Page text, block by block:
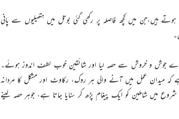
ہیں،جن میں کچھ فاصلہ پر رکھی گئی بوتل میں ہتھیلیوں سے پانی
نے بڑے جوش و خروش سے حصہ لیا اور شائقین خوب لطف اندوز ہوئے۔
میدان عمل میں آنے والی ہر روک، رکاوٹ اور مشکل کا مردانہ
میں شاملین کو ایک پیغام پڑھ کر سنایا جاتا ہے، جوہر حصہ لینے